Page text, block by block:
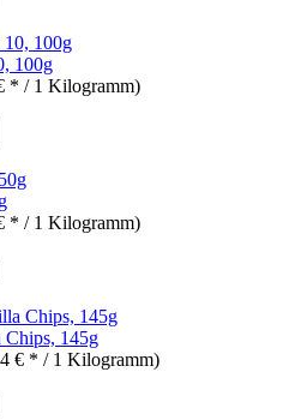
100g
* / 1 Kilogramm)
* / 1 Kilogramm)
Chips, 145g
€ * / 1 Kilogramm)